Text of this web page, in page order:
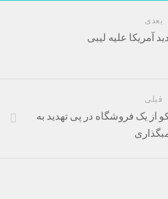
بعدی
آمریکا علیه لیبی
قبلی
مسکو از یک فروشگاه در پی تهدید به